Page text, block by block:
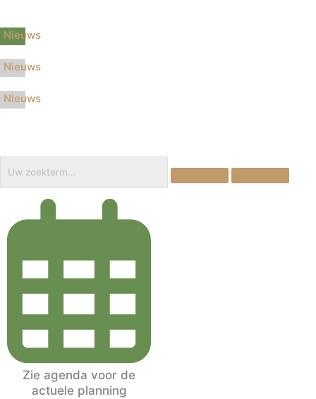
Nieuws
Nieuws
Nieuws
3
Zie agenda voor de
actuele planning